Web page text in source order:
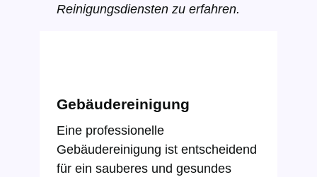
Reinigungsdiensten zu erfahren.
Gebäudereinigung
Eine professionelle
Gebäudereinigung ist entscheidend
für ein sauberes und gesundes